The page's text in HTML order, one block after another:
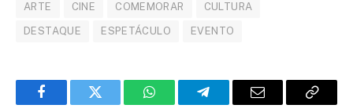
ARTE CINE COMEMORAR CULTURA
DESTAQUE ESPETÁCULO EVENTO
FacebookTwitter WhatsAppTelegramE-
Copiar